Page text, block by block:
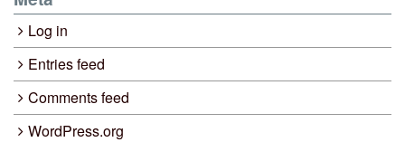
Log in
Entries feed
Comments feed
WordPress.org